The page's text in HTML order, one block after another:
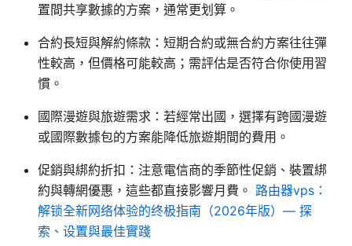
置間共享數據的方案，通常更划算。
合約長短與解約條款：短期合約或無合約方案往往彈
性較高，但價格可能較高；需評估是否符合你使用習
慣。
國際漫遊與旅遊需求：若經常出國，選擇有跨國漫遊
或國際數據包的方案能降低旅遊期間的費用。
促銷與綁約折扣：注意電信商的季節性促銷、裝置綁
約與轉網優惠，這些都直接影響月費。 路由器vps：
解锁全新网络体验的终极指南（2026年版）— 探
索、设置與最佳實踐